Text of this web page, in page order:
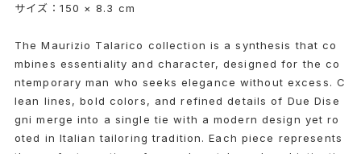
サイズ：150 × 8.3 cm
The Maurizio Talarico collection is a synthesis that co
mbines essentiality and character, designed for the co
ntemporary man who seeks elegance without excess. C
lean lines, bold colors, and refined details of Due Dise
gni merge into a single tie with a modern design yet ro
oted in Italian tailoring tradition. Each piece represents